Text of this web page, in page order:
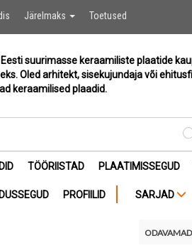
Järelmaks Toetused
suurimasse keraamiliste plaatide
Oled arhitekt, sisekujundaja või
keraamilised plaadid.
TÖÖRIISTAD PLAATIMISSEGUD
PROFIILID SARJAD
ODAVAMAD